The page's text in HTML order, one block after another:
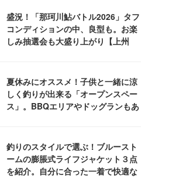
盛況！「那珂川鮎バトル2026」タフ
コンディションの中、良型も。お楽
しみ抽選会も大盛り上がり【上州
夏休みにオススメ！子供と一緒に涼
しく釣りが出来る「オープンスペー
ス」。BBQエリアやドッグランもあ
釣りのスタイルで選ぶ！ブルースト
ームの膨脹式ライフジャケット３点
を紹介。自分に合った一着で快適な